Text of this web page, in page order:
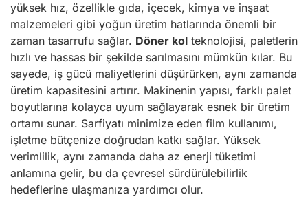
yüksek hız, özellikle gıda, içecek, kimya ve inşaat
malzemeleri gibi yoğun üretim hatlarında önemli bir
zaman tasarrufu sağlar. Döner kol teknolojisi, paletlerin
hızlı ve hassas bir şekilde sarılmasını mümkün kılar. Bu
sayede, iş gücü maliyetlerini düşürürken, aynı zamanda
üretim kapasitesini artırır. Makinenin yapısı, farklı palet
boyutlarına kolayca uyum sağlayarak esnek bir üretim
ortamı sunar. Sarfiyatı minimize eden film kullanımı,
işletme bütçenize doğrudan katkı sağlar. Yüksek
verimlilik, aynı zamanda daha az enerji tüketimi
anlamına gelir, bu da çevresel sürdürülebilirlik
hedeflerine ulaşmanıza yardımcı olur.